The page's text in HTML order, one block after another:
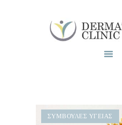
Το
ΣΥΜΒΟΥΛΈΣ ΥΓΕΊΑΣ